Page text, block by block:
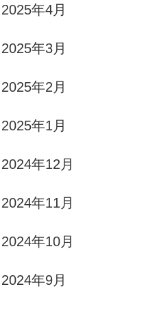
2025年4月
2025年3月
2025年2月
2025年1月
2024年12月
2024年11月
2024年10月
2024年9月